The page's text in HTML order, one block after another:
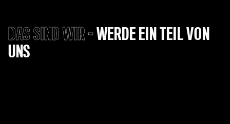
DAS SIND WIR -WERDE EIN TEIL VON
UNS